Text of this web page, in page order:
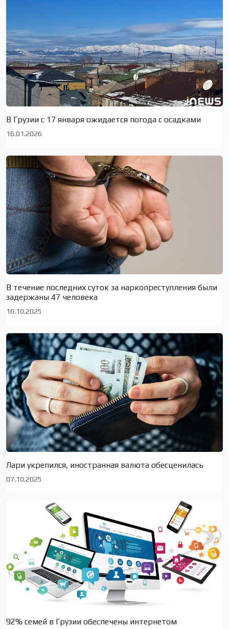
В Грузии с 17 января ожидается погода с осадками
16.01.2026
В течение последних суток за наркопреступления были
задержаны 47 человека
16.10.2025
Лари укрепился, иностранная валюта обесценилась
07.10.2025
92% семей в Грузии обеспечены интернетом